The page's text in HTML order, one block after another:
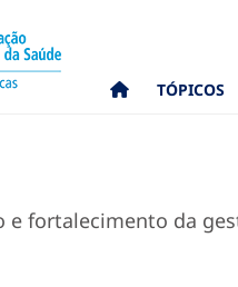
TÓPICOS
fortalecimento da